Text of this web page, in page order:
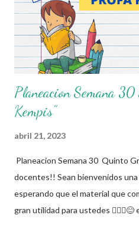
didacticas, recuerden que
fines educativos, didácticos e
documento completo aquí ...
Planeacion Semana
Kempis"
abril 21, 2023
Planeacion Semana 30 Quinto
docentes!! Sean bienvenidos
esperando que el material que
gran utilidad para ustedes 🙋🏽‍♂️😊